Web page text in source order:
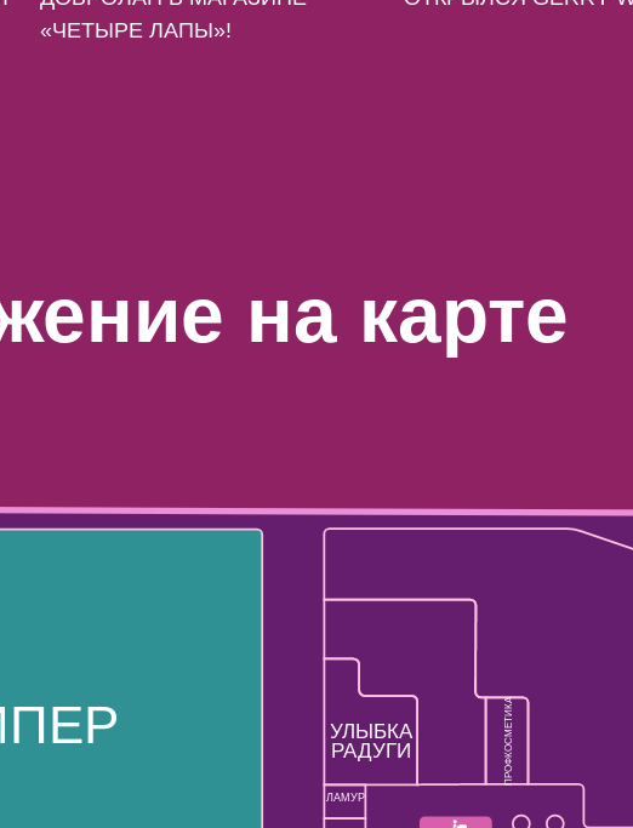
«ЧЕТЫРЕ ЛАПЫ»!
на карте
ЛАМУР
УЛЫБКА
РАДУГИ ПРОФКОСМЕТИКА